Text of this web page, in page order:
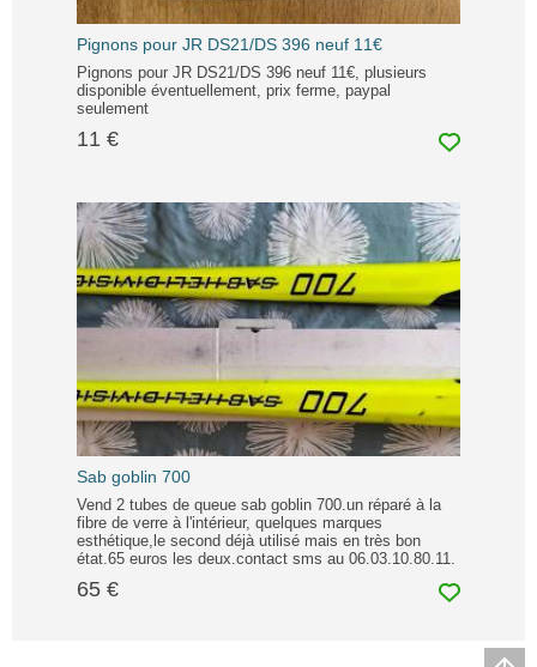
Pignons pour JR DS21/DS 396 neuf 11€
Pignons pour JR DS21/DS 396 neuf 11€, plusieurs
disponible éventuellement, prix ferme, paypal
seulement
11 €
Sab goblin 700
Vend 2 tubes de queue sab goblin 700.un réparé à la
fibre de verre à l'intérieur, quelques marques
esthétique,le second déjà utilisé mais en très bon
état.65 euros les deux.contact sms au 06.03.10.80.11.
65 €